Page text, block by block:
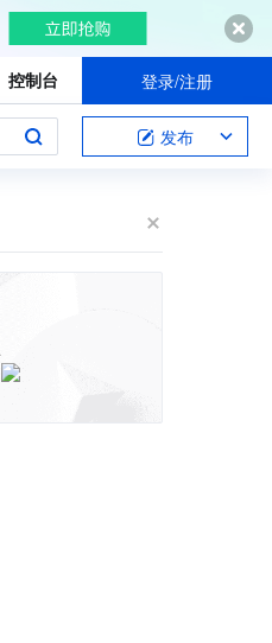
控制台 登录/注册
发布